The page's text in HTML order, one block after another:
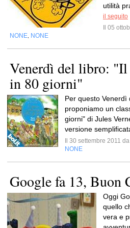
utilità
il seguito
Il 05
NONE NONE
Venerdì del libro:
in 80 giorni"
Per questo Venerdì
proponiamo un
giorni" di Jules
versione
Il 30 settembre 2011 da
NONE
Google fa 13, Buon
Oggi
quello
vera e